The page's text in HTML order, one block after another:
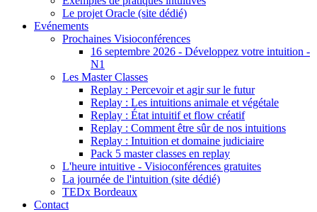
Le projet Oracle (site dédié)
Evénements
Prochaines Visioconférences
16 septembre 2026 - Développez votre intuition -
N1
Les Master Classes
Replay : Percevoir et agir sur le futur
Replay : Les intuitions animale et végétale
Replay : État intuitif et flow créatif
Replay : Comment être sûr de nos intuitions
Replay : Intuition et domaine judiciaire
Pack 5 master classes en replay
L'heure intuitive - Visioconférences gratuites
La journée de l'intuition (site dédié)
TEDx Bordeaux
Contact